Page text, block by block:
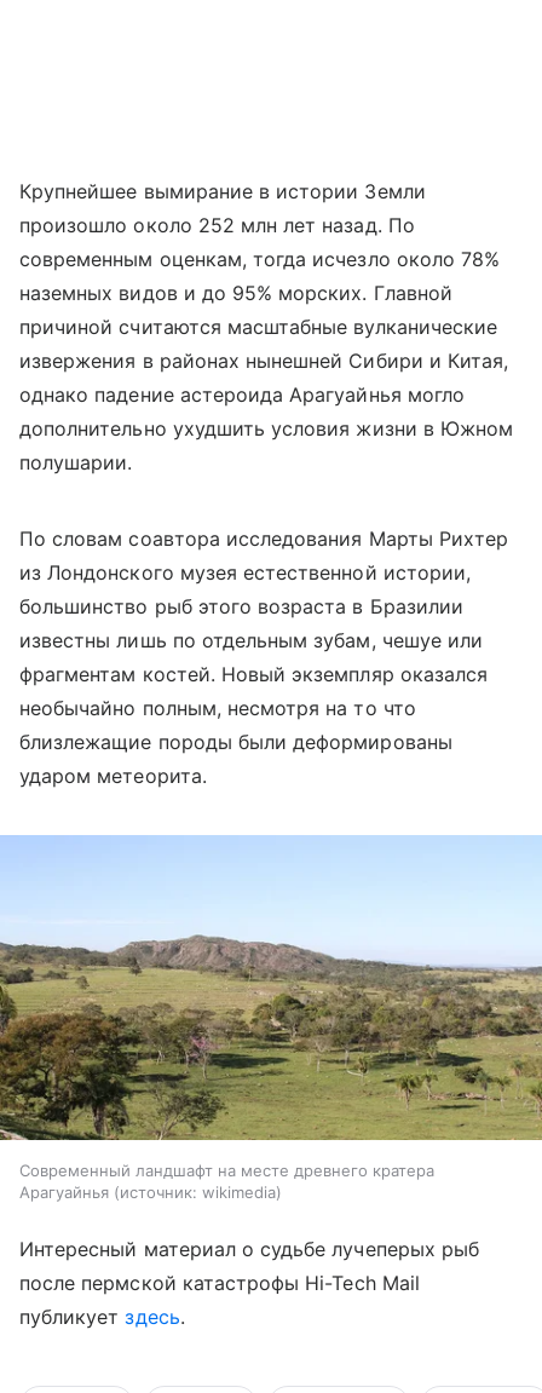
Крупнейшее вымирание в истории Земли
произошло около 252 млн лет назад. По
современным оценкам, тогда исчезло около 78%
наземных видов и до 95% морских. Главной
причиной считаются масштабные вулканические
извержения в районах нынешней Сибири и Китая,
однако падение астероида Арагуайнья могло
дополнительно ухудшить условия жизни в Южном
полушарии.
По словам соавтора исследования Марты Рихтер
из Лондонского музея естественной истории,
большинство рыб этого возраста в Бразилии
известны лишь по отдельным зубам, чешуе или
фрагментам костей. Новый экземпляр оказался
необычайно полным, несмотря на то что
близлежащие породы были деформированы
ударом метеорита.
Современный ландшафт на месте древнего кратера
Арагуайнья
источник: wikimedia
Интересный материал о судьбе лучеперых рыб
после пермской катастрофы Hi-Tech Mail
публикуетздесь.